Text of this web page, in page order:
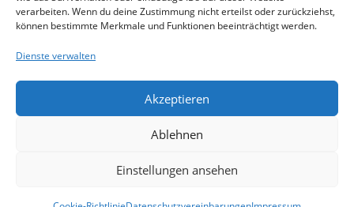
verarbeiten. Wenn du deine Zustimmung nicht erteilst oder zurückziehst,
können bestimmte Merkmale und Funktionen beeinträchtigt werden.
Dienste verwalten
Akzeptieren
Ablehnen
Einstellungen ansehen